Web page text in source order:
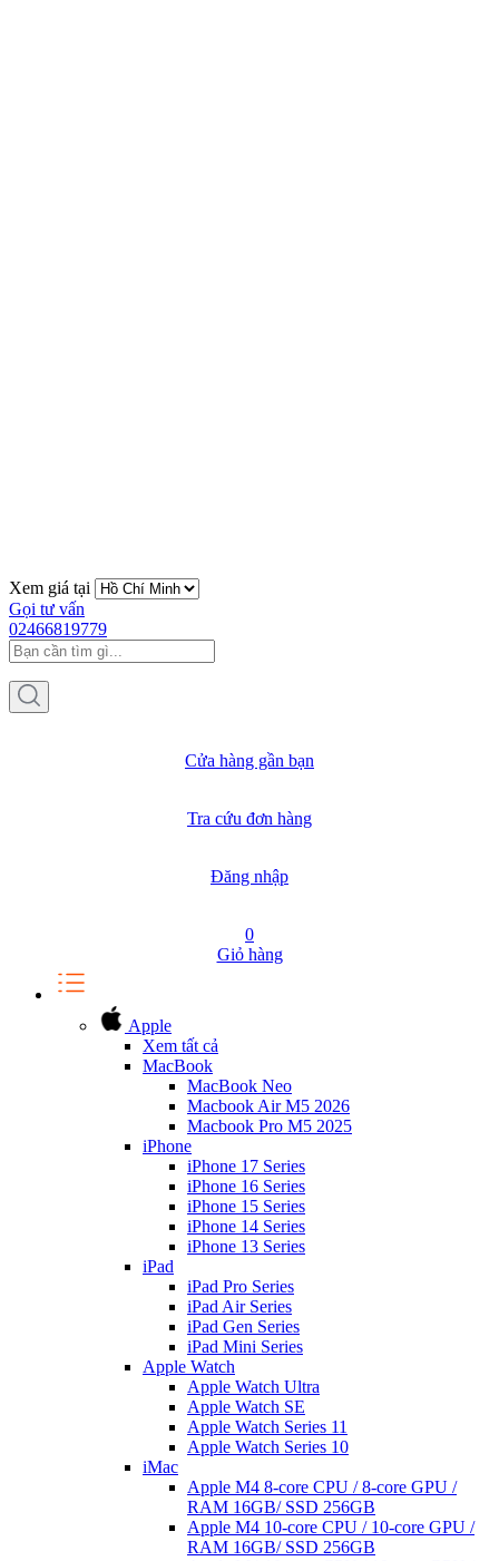
Xem giá tại
Gọi tư vấn
02466819779
Cửa hàng gần bạn
Tra cứu đơn hàng
Đăng nhập
0
Giỏ hàng
Apple
Xem tất cả
MacBook
MacBook Neo
Macbook Air M5 2026
Macbook Pro M5 2025
iPhone
iPhone 17 Series
iPhone 16 Series
iPhone 15 Series
iPhone 14 Series
iPhone 13 Series
iPad
iPad Pro Series
iPad Air Series
iPad Gen Series
iPad Mini Series
Apple Watch
Apple Watch Ultra
Apple Watch SE
Apple Watch Series 11
Apple Watch Series 10
iMac
Apple M4 8-core CPU / 8-core GPU /
RAM 16GB/ SSD 256GB
Apple M4 10-core CPU / 10-core GPU /
RAM 16GB/ SSD 256GB